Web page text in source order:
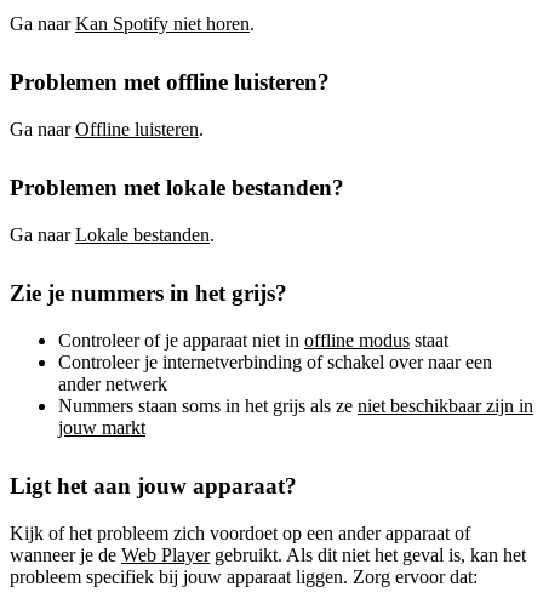
Ga naarKan Spotify niet horen.
Problemen met offline luisteren?
Ga naarOffline luisteren.
Problemen met lokale bestanden?
Ga naarLokale bestanden.
Zie je nummers in het grijs?
Controleer of je apparaat niet in offline modus staat
Controleer je internetverbinding of schakel over naar een
ander netwerk
Nummers staan soms in het grijs als ze niet beschikbaar zijn in
jouw markt
Ligt het aan jouw apparaat?
Kijk of het probleem zich voordoet op een ander apparaat of
wanneer je de Web Playergebruikt. Als dit niet het geval is, kan het
probleem specifiek bij jouw apparaat liggen. Zorg ervoor dat: